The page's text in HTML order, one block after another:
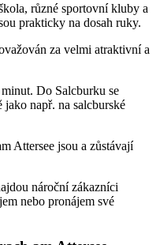
různé sportovní kluby a
prakticky na dosah ruky.
za velmi atraktivní a
Do Salcburku se
jako např. na salcburské
Attersee jsou a zůstávají
nároční zákazníci
nebo pronájem své